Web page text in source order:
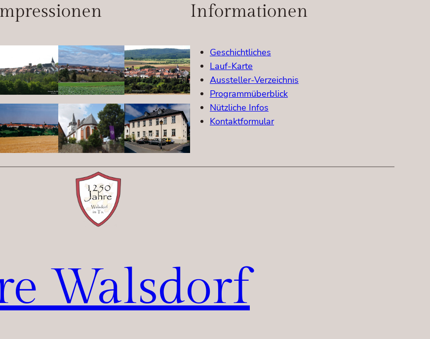
Informationen
Geschichtliches
Lauf-Karte
Aussteller-Verzeichnis
Programmüberblick
Nützliche Infos
Kontaktformular
Walsdorf